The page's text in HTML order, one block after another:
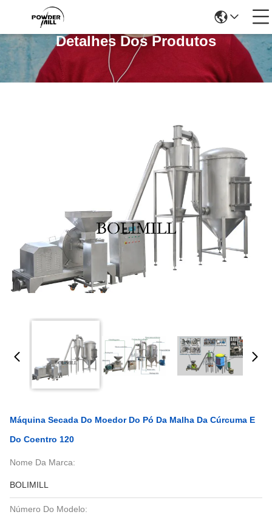
Detalhes Dos Produtos
Máquina Secada Do Moedor Do Pó Da Malha Da Cúrcuma E
Do Coentro 120
Nome Da Marca:
BOLIMILL
Número Do Modelo: